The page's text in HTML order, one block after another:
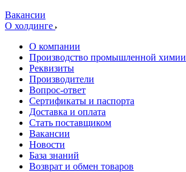
Вакансии
О холдинге
О компании
Производство промышленной химии
Реквизиты
Производители
Вопрос-ответ
Сертификаты и паспорта
Доставка и оплата
Стать поставщиком
Вакансии
Новости
База знаний
Возврат и обмен товаров